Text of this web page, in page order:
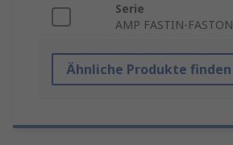
Serie
AMP FASTIN-FASTON
Ähnliche Produkte finden